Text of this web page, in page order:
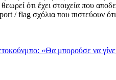
ότι έχει στοιχεία που
/ flag σχόλια που πιστεύουν
«Θα μπορούσε να